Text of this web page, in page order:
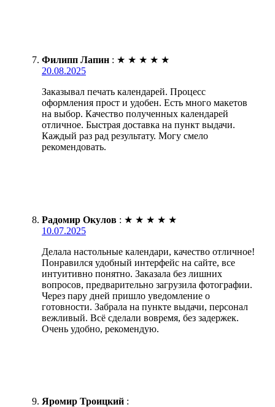
Филипп Лапин : ★ ★ ★ ★ ★
20.08.2025
Заказывал печать календарей. Процесс
оформления прост и удобен. Есть много макетов
на выбор. Качество полученных календарей
отличное. Быстрая доставка на пункт выдачи.
Каждый раз рад результату. Могу смело
рекомендовать.
Радомир Окулов : ★ ★ ★ ★ ★
10.07.2025
Делала настольные календари, качество отличное!
Понравился удобный интерфейс на сайте, все
интуитивно понятно. Заказала без лишних
вопросов, предварительно загрузила фотографии.
Через пару дней пришло уведомление о
готовности. Забрала на пункте выдачи, персонал
вежливый. Всё сделали вовремя, без задержек.
Очень удобно, рекомендую.
Яромир Троицкий :